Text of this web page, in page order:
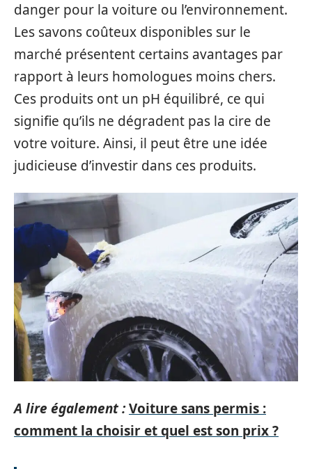
danger pour la voiture ou l’environnement.
Les savons coûteux disponibles sur le
marché présentent certains avantages par
rapport à leurs homologues moins chers.
Ces produits ont un pH équilibré, ce qui
signifie qu’ils ne dégradent pas la cire de
votre voiture. Ainsi, il peut être une idée
judicieuse d’investir dans ces produits.
A lire également :Voiture sans permis :
comment la choisir et quel est son prix ?